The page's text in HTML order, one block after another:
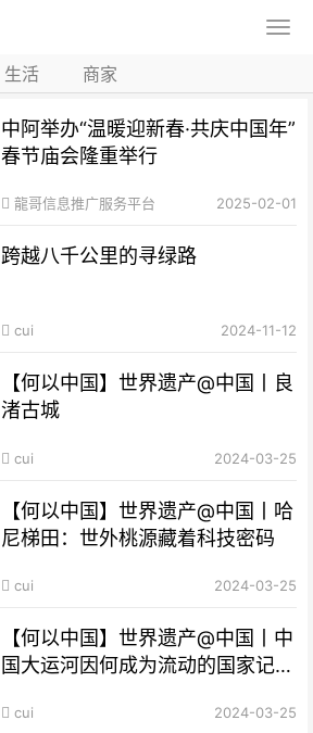
生活 商家
中阿举办“温暖迎新春·共庆中国年”
春节庙会隆重举行
龍哥信息推广服务平台 2025-02-01
跨越八千公里的寻绿路
cui 2024-11-12
【何以中国】世界遗产@中国丨良
渚古城
cui 2024-03-25
【何以中国】世界遗产@中国丨哈
尼梯田：世外桃源藏着科技密码
cui 2024-03-25
【何以中国】世界遗产@中国丨中
国大运河因何成为流动的国家记
cui 2024-03-25